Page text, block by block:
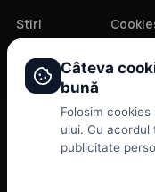
Stiri
Publicitate
Lifestyle
Health & Beauty
Casa si Gradina
Câteva
bună
Folosim
ului. Cu
publicitate